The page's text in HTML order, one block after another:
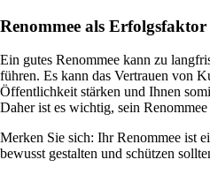
Renommee als Erfolgsfaktor
Ein gutes Renommee kann zu
führen. Es kann das Vertrauen von
Öffentlichkeit stärken und Ihnen
Daher ist es wichtig, sein
Merken Sie sich: Ihr Renommee ist
bewusst gestalten und schützen